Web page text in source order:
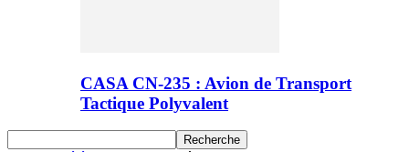
CASA CN-235 : Avion de Transport
Tactique Polyvalent